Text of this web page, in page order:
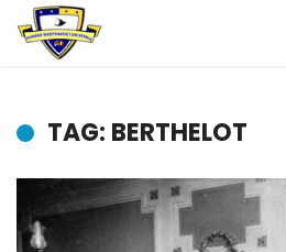
TAG: BERTHELOT